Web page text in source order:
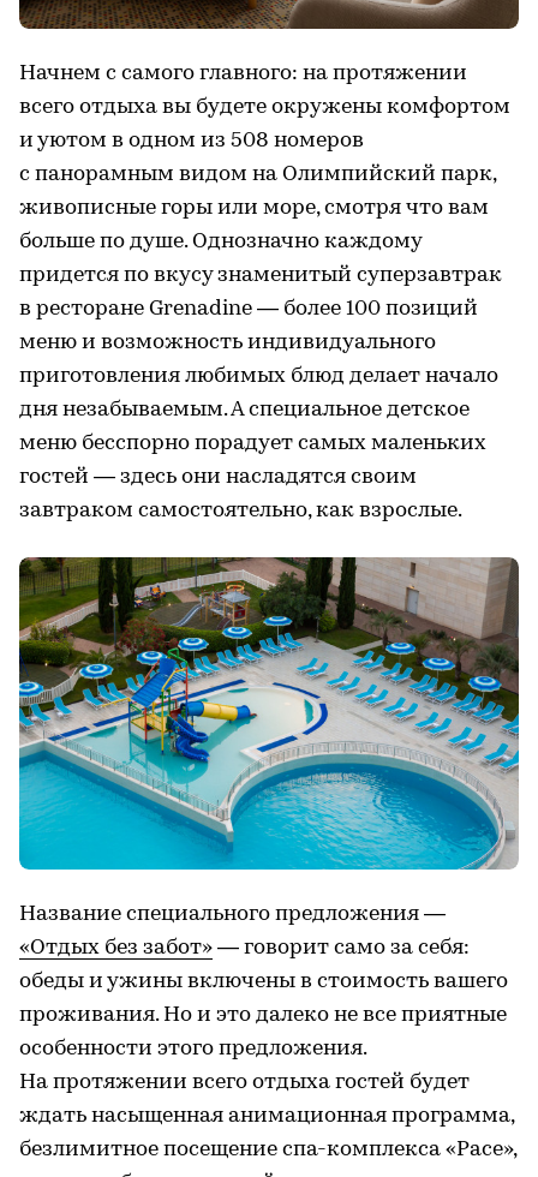
Начнем с самого главного: на протяжении
всего отдыха вы будете окружены комфортом
и уютом в одном из 508 номеров
с панорамным видом на Олимпийский парк,
живописные горы или море, смотря что вам
больше по душе. Однозначно каждому
придется по вкусу знаменитый суперзавтрак
в ресторане Grenadine — более 100 позиций
меню и возможность индивидуального
приготовления любимых блюд делает начало
дня незабываемым. А специальное детское
меню бесспорно порадует самых маленьких
гостей — здесь они насладятся своим
завтраком самостоятельно, как взрослые.
Название специального предложения —
«Отдых без забот» — говорит само за себя:
обеды и ужины включены в стоимость вашего
проживания. Но и это далеко не все приятные
особенности этого предложения.
На протяжении всего отдыха гостей будет
ждать насыщенная анимационная программа,
безлимитное посещение спа-комплекса «Pace»,